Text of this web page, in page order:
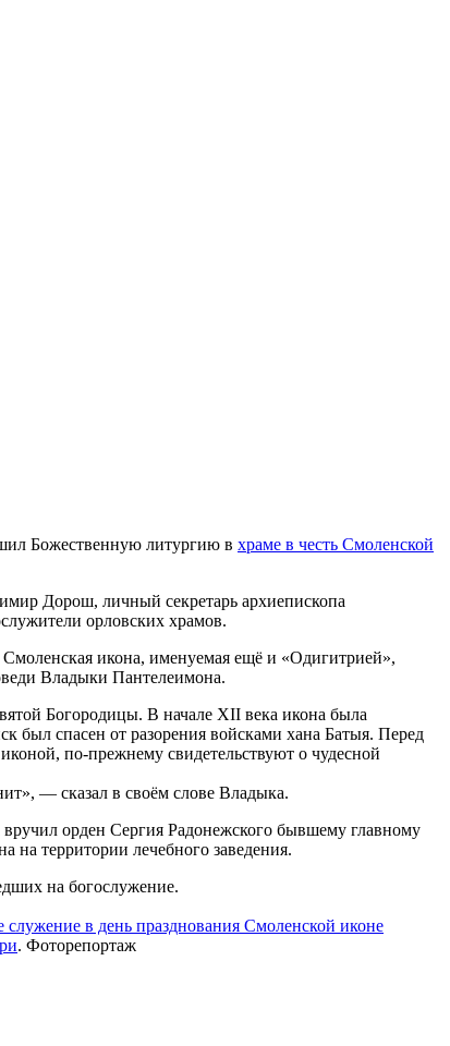
Божественную литургию в храме в честь Смоленской
Дорош, личный секретарь архиепископа
орловских храмов.
икона, именуемая ещё и «Одигитрией»,
Владыки Пантелеимона.
Богородицы. В начале XII века икона была
был спасен от разорения войсками хана Батыя. Перед
по-прежнему свидетельствуют о чудесной
— сказал в своём слове Владыка.
орден Сергия Радонежского бывшему главному
на территории лечебного заведения.
на богослужение.
служение в день празднования Смоленской иконе
. Фоторепортаж